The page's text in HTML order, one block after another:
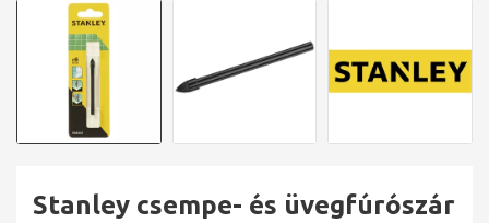
Stanley csempe- és üvegfúrószár